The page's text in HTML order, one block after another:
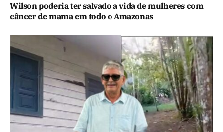
Wilson poderia ter salvado a vida de mulheres com
câncer de mama em todo o Amazonas